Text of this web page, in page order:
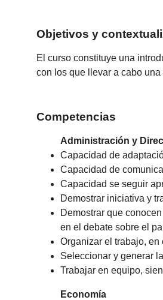
Objetivos y
El curso constituye una
con los que llevar a cabo
Competencias
Administración y
Capacidad de
Capacidad de
Capacidad se seguir
Demostrar iniciativa y
Demostrar que
en el debate sobre el
Organizar el trabajo,
Seleccionar y generar
Trabajar en equipo,
Economía